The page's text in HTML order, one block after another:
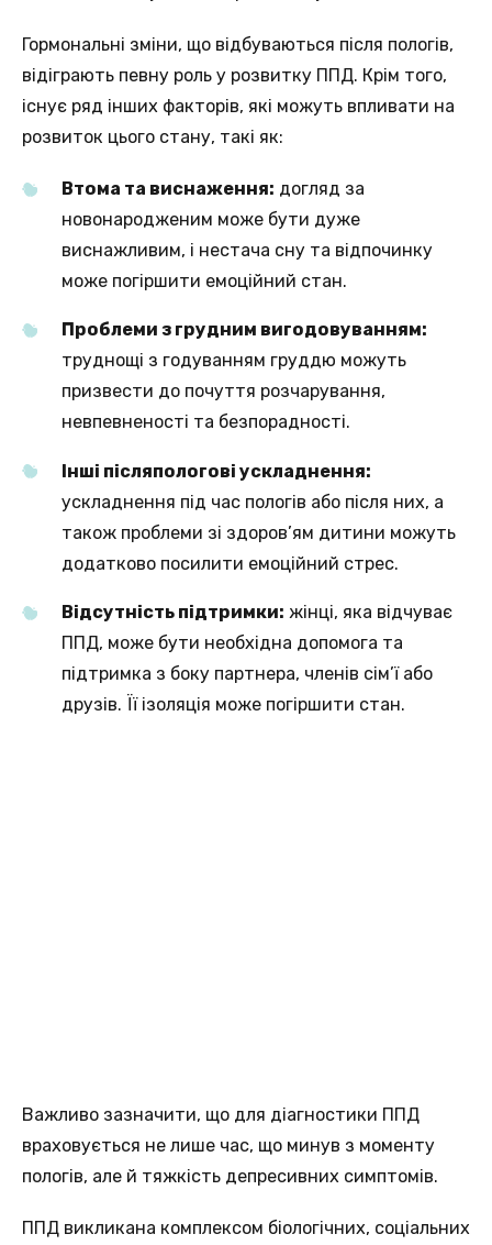
Гормональні зміни, що відбуваються після пологів,
відіграють певну роль у розвитку ППД. Крім того,
існує ряд інших факторів, які можуть впливати на
розвиток цього стану, такі як:
Втома та виснаження: догляд за
новонародженим може бути дуже
виснажливим, і нестача сну та відпочинку
може погіршити емоційний стан.
Проблеми з грудним вигодовуванням:
труднощі з годуванням груддю можуть
призвести до почуття розчарування,
невпевненості та безпорадності.
Інші післяпологові ускладнення:
ускладнення під час пологів або після них, а
також проблеми зі здоров’ям дитини можуть
додатково посилити емоційний стрес.
Відсутність підтримки: жінці, яка відчуває
ППД, може бути необхідна допомога та
підтримка з боку партнера, членів сім’ї або
друзів. Її ізоляція може погіршити стан.
Важливо зазначити, що для діагностики ППД
враховується не лише час, що минув з моменту
пологів, але й тяжкість депресивних симптомів.
ППД викликана комплексом біологічних, соціальних